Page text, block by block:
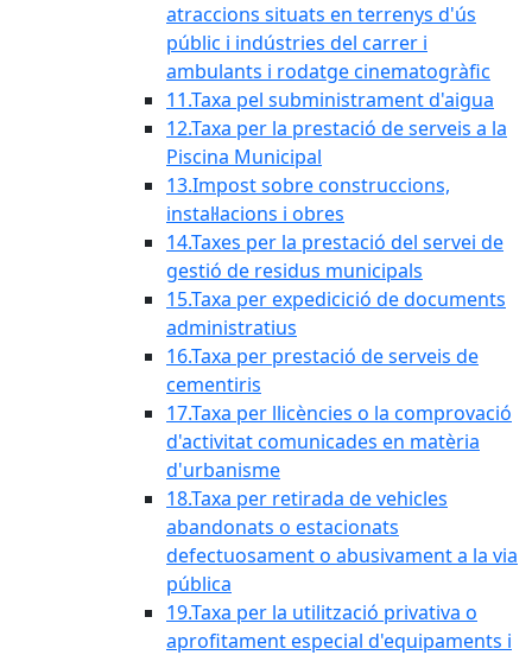
atraccions situats en terrenys d'ús
públic i indústries del carrer i
ambulants i rodatge cinematogràfic
11.Taxa pel subministrament d'aigua
12.Taxa per la prestació de serveis a la
Piscina Municipal
13.Impost sobre construccions,
instal·lacions i obres
14.Taxes per la prestació del servei de
gestió de residus municipals
15.Taxa per expedicició de documents
administratius
16.Taxa per prestació de serveis de
cementiris
17.Taxa per llicències o la comprovació
d'activitat comunicades en matèria
d'urbanisme
18.Taxa per retirada de vehicles
abandonats o estacionats
defectuosament o abusivament a la via
pública
19.Taxa per la utilització privativa o
aprofitament especial d'equipaments i